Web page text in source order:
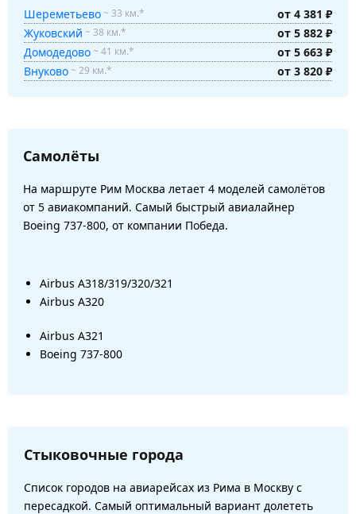
Шереметьево~ 33 км.*
от 4 381 ₽
Жуковский ~ 38 км.*
от 5 882 ₽
Домодедово~ 41 км.*
от 5 663 ₽
Внуково~ 29 км.* от 3 820 ₽
Самолёты
На маршруте Рим Москва летает 4 моделей самолётов
от 5 авиакомпаний. Самый быстрый авиалайнер
Boeing 737-800, от компании Победа.
Airbus A318/319/320/321
Airbus A320
Airbus A321
Boeing 737-800
Стыковочные города
Список городов на авиарейсах из Рима в Москву с
пересадкой. Самый оптимальный вариант долететь